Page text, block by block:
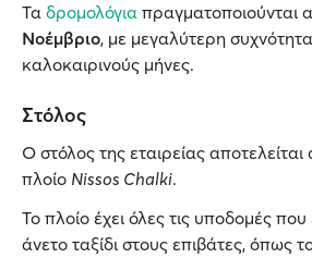
Τα δρομολόγια πραγματοποιούνται
Νοέμβριο, με μεγαλύτερη
καλοκαιρινούς μήνες.
Στόλος
Ο στόλος της εταιρείας
πλοίο Nissos Chalki.
Το πλοίο έχει όλες τις υποδομές
άνετο ταξίδι στους επιβάτες, όπως